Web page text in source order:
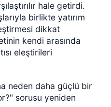
hale getirdi.
birlikte yatırım
dikkat
kendi arasında
eleştirileri
neden daha güçlü bir
sorusu yeniden